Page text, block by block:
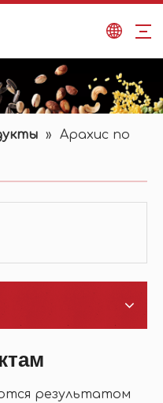
»
Арахис по
результатом